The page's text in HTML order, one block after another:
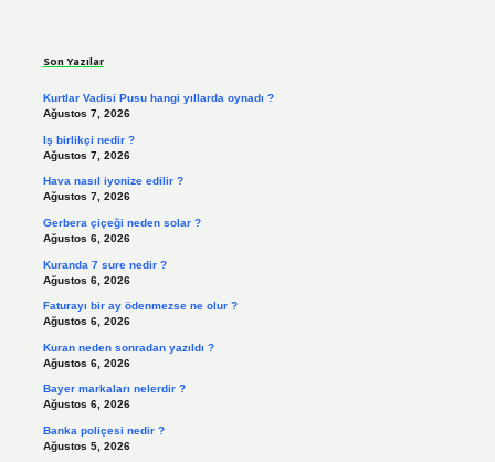
Son Yazılar
Kurtlar Vadisi Pusu hangi yıllarda oynadı ?
Ağustos 7, 2026
Iş birlikçi nedir ?
Ağustos 7, 2026
Hava nasıl iyonize edilir ?
Ağustos 7, 2026
Gerbera çiçeği neden solar ?
Ağustos 6, 2026
Kuranda 7 sure nedir ?
Ağustos 6, 2026
Faturayı bir ay ödenmezse ne olur ?
Ağustos 6, 2026
Kuran neden sonradan yazıldı ?
Ağustos 6, 2026
Bayer markaları nelerdir ?
Ağustos 6, 2026
Banka poliçesi nedir ?
Ağustos 5, 2026